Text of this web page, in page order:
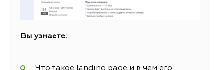
Вы узнаете:
Что такое landing page и в чём его